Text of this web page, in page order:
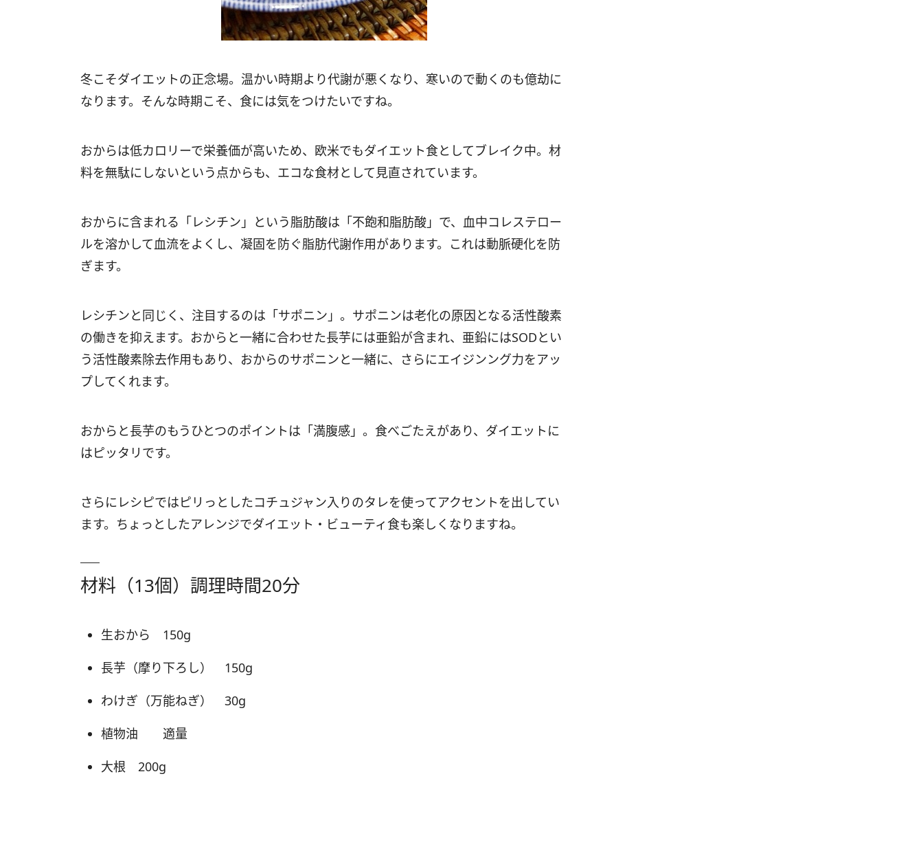
冬こそダイエットの正念場。温かい時期より代謝が悪くなり、寒いので動くのも億劫に
なります。そんな時期こそ、食には気をつけたいですね。
おからは低カロリーで栄養価が高いため、欧米でもダイエット食としてブレイク中。材
料を無駄にしないという点からも、エコな食材として見直されています。
おからに含まれる「レシチン」という脂肪酸は「不飽和脂肪酸」で、血中コレステロー
ルを溶かして血流をよくし、凝固を防ぐ脂肪代謝作用があります。これは動脈硬化を防
ぎます。
レシチンと同じく、注目するのは「サポニン」。サポニンは老化の原因となる活性酸素
の働きを抑えます。おからと一緒に合わせた長芋には亜鉛が含まれ、亜鉛にはSODとい
う活性酸素除去作用もあり、おからのサポニンと一緒に、さらにエイジンング力をアッ
プしてくれます。
おからと長芋のもうひとつのポイントは「満腹感」。食べごたえがあり、ダイエットに
はピッタリです。
さらにレシピではピリっとしたコチュジャン入りのタレを使ってアクセントを出してい
ます。ちょっとしたアレンジでダイエット・ビューティ食も楽しくなりますね。
材料（13個）調理時間20分
生おから 150g
長芋（摩り下ろし） 150g
わけぎ（万能ねぎ） 30g
植物油 適量
大根 200g